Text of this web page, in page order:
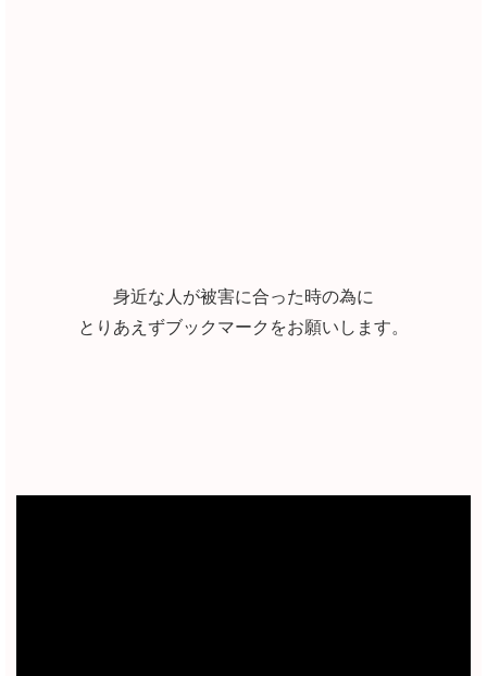
身近な人が被害に合った時の為に
とりあえずブックマークをお願いします。